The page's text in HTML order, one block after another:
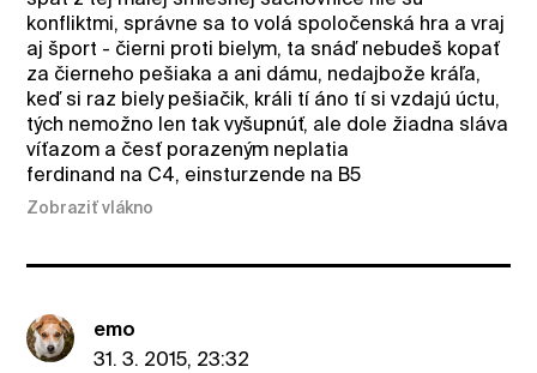
konfliktmi, správne sa to volá spoločenská hra a vraj
aj šport - čierni proti bielym, ta snáď nebudeš kopať
za čierneho pešiaka a ani dámu, nedajbože kráľa,
keď si raz biely pešiačik, králi tí áno tí si vzdajú úctu,
tých nemožno len tak vyšupnúť, ale dole žiadna sláva
víťazom a česť porazeným neplatia
ferdinand na C4, einsturzende na B5
Zobraziť vlákno
emo
31. 3. 2015, 23:32